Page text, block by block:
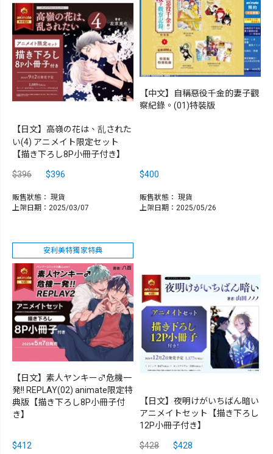
【日文】高嶺の花は、乱された
い(4) アニメイト限定セット
【描き下ろし8P小冊子付き】
$396 $396
販售狀態： 現貨
上架日期：2025/03/07
【中文】自稱惡役千金的妻子觀
察紀錄。(01)特裝版
$400
販售狀態： 現貨
上架日期：2025/05/26
安利美特獨家特典
【日文】素人ヤンキー♂危機一
発!! REPLAY(02) animate限定特
典版【描き下ろし8P小冊子付
き】
$412
【日文】夜明けがいちばん暗い
アニメイトセット【描き下ろし
12P小冊子付き】
$428 $428